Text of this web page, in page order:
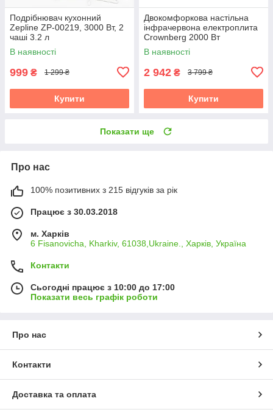
Подрібнювач кухонний
Zepline ZP-00219, 3000 Вт, 2
чаші 3.2 л
В наявності
999 ₴ 1 299 ₴
Купити
Двокомфоркова настільна
інфрачервона електроплита
Crownberg 2000 Вт
В наявності
2 942 ₴ 3 799 ₴
Купити
Показати ще
Про нас
100% позитивних з 215 відгуків за рік
Працює з 30.03.2018
м. Харків
6 Fisanovicha, Kharkiv, 61038,Ukraine., Харків, Україна
Контакти
Сьогодні працює з 10:00 до 17:00
Показати весь графік роботи
Про нас
Контакти
Доставка та оплата